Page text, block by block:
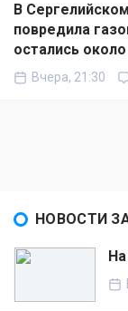
В
повредила
остались
Вчера, 21:30
НОВОСТИ